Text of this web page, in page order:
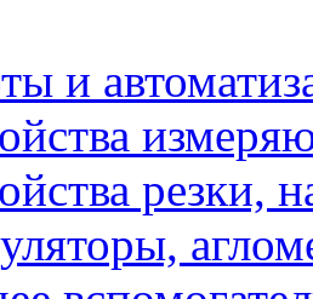
и
резки,